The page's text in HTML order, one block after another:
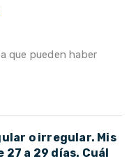
que pueden haber
o irregular. Mis
a 29 días. Cuál